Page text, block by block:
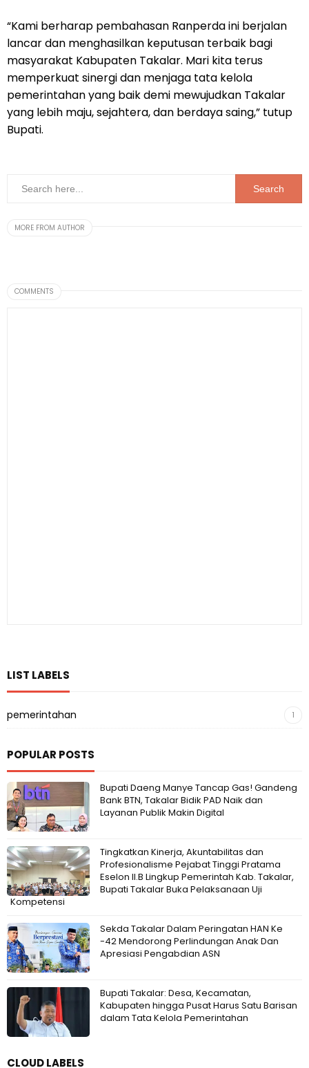
“Kami berharap pembahasan Ranperda ini berjalan
lancar dan menghasilkan keputusan terbaik bagi
masyarakat Kabupaten Takalar. Mari kita terus
memperkuat sinergi dan menjaga tata kelola
pemerintahan yang baik demi mewujudkan Takalar
yang lebih maju, sejahtera, dan berdaya saing,” tutup
Bupati.
MORE FROM AUTHOR
COMMENTS
LIST LABELS
pemerintahan 1
POPULAR POSTS
Bupati Daeng Manye Tancap Gas! Gandeng
Bank BTN, Takalar Bidik PAD Naik dan
Layanan Publik Makin Digital
Tingkatkan Kinerja, Akuntabilitas dan
Profesionalisme Pejabat Tinggi Pratama
Eselon II.B Lingkup Pemerintah Kab. Takalar,
Bupati Takalar Buka Pelaksanaan Uji
Kompetensi
Sekda Takalar Dalam Peringatan HAN Ke
-42 Mendorong Perlindungan Anak Dan
Apresiasi Pengabdian ASN
Bupati Takalar: Desa, Kecamatan,
Kabupaten hingga Pusat Harus Satu Barisan
dalam Tata Kelola Pemerintahan
CLOUD LABELS